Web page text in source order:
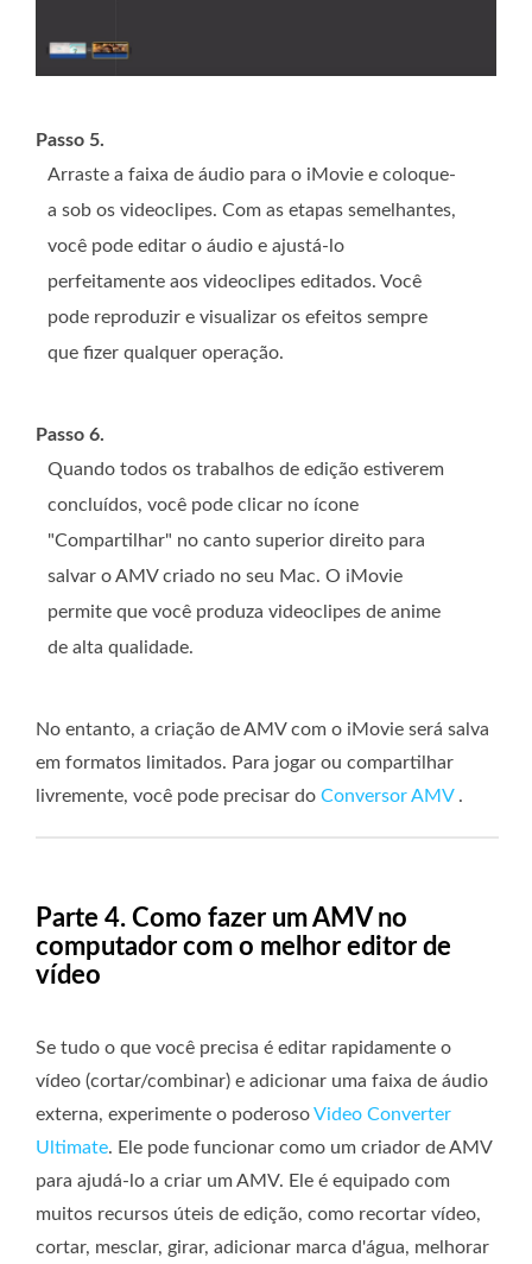
Passo 5.
Arraste a faixa de áudio para o iMovie e coloque-
a sob os videoclipes. Com as etapas semelhantes,
você pode editar o áudio e ajustá-lo
perfeitamente aos videoclipes editados. Você
pode reproduzir e visualizar os efeitos sempre
que fizer qualquer operação.
Passo 6.
Quando todos os trabalhos de edição estiverem
concluídos, você pode clicar no ícone
"Compartilhar" no canto superior direito para
salvar o AMV criado no seu Mac. O iMovie
permite que você produza videoclipes de anime
de alta qualidade.
No entanto, a criação de AMV com o iMovie será salva
em formatos limitados. Para jogar ou compartilhar
livremente, você pode precisar do Conversor AMV .
Parte 4. Como fazer um AMV no
computador com o melhor editor de
vídeo
Se tudo o que você precisa é editar rapidamente o
vídeo (cortar/combinar) e adicionar uma faixa de áudio
externa, experimente o poderosoVideo Converter
Ultimate. Ele pode funcionar como um criador de AMV
para ajudá-lo a criar um AMV. Ele é equipado com
muitos recursos úteis de edição, como recortar vídeo,
cortar, mesclar, girar, adicionar marca d'água, melhorar